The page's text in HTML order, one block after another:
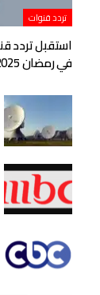
تردد قنوات
في رمضان 2025